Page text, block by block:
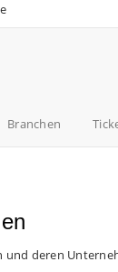
Branchen
und deren